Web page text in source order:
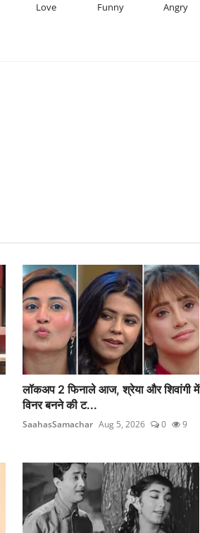
Love Funny Angry
लॉकअप 2 फिनाले आज, श्रेया और शिवांगी में
विनर बनने की ट...
SaahasSamachar Aug 5, 2026 0 9